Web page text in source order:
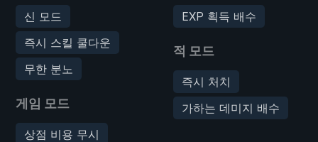
신 모드
즉시 스킬 쿨다운
무한 분노
게임 모드
상점 비용 무시
EXP 획득 배수
적 모드
즉시 처치
가하는 데미지 배수